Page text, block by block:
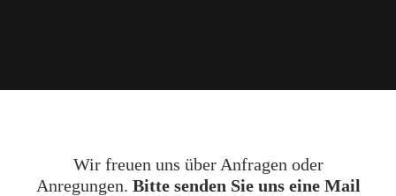
Wir freuen uns über Anfragen oder
Anregungen. Bitte senden Sie uns eine Mail